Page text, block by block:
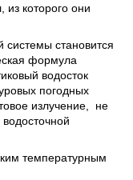
которого они
системы становится
формула
водосток
погодных
излучение, не
температурным